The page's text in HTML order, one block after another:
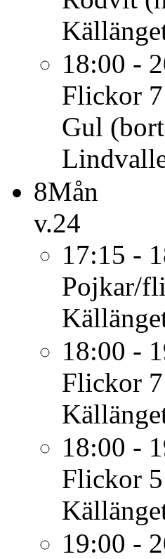
18:00 -
Flickor
Gul
8Mån
v.24
17:15 -
Pojkar/
18:00 -
Flickor
18:00 -
Flickor
19:00 -